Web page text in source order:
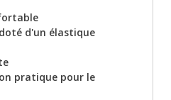
d'un élastique
pratique pour le